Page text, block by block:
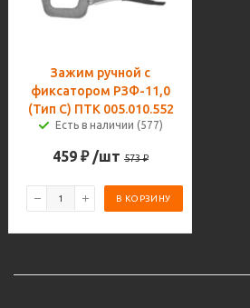
Зажим ручной с
фиксатором РЗФ-11,0
(Тип С) ПТК 005.010.552
Есть в наличии (577)
459 ₽ /шт 573₽
В КОРЗИНУ